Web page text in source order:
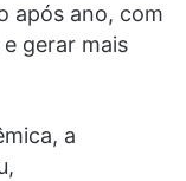
após ano, com
gerar mais
a